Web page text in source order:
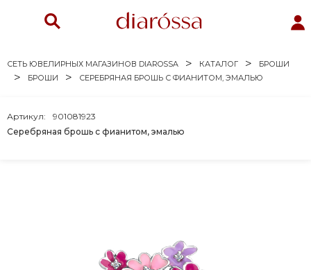
СЕТЬ ЮВЕЛИРНЫХ МАГАЗИНОВ DIAROSSA КАТАЛОГ
БРОШИ
БРОШИ
СЕРЕБРЯНАЯ БРОШЬ С ФИАНИТОМ, ЭМАЛЬЮ
Серебряная брошь с фианитом, эмалью
Артикул: 901081923